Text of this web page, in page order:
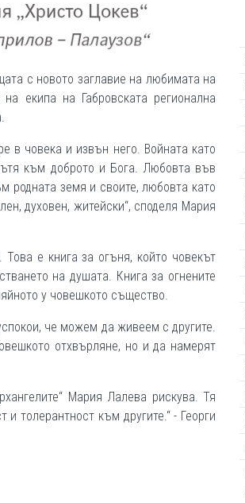
с новото заглавие на любимата на
екипа на Габровската регионална
в човека и извън него. Войната като
към доброто и Бога. Любовта във
родната земя и своите, любовта като
духовен, житейски“, споделя Мария
е книга за огъня, който човекът
на душата. Книга за огнените
у човешкото същество.
че можем да живеем с другите.
отхвърляне, но и да намерят
Мария Лалева рискува. Тя
толерантност към другите.“ - Георги